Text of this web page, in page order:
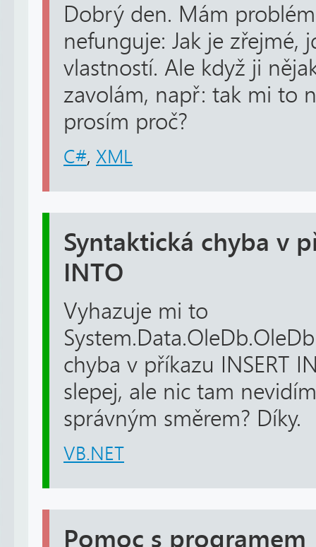
Dobrý den. Mám
nefunguje: Jak je zřejmé,
vlastností. Ale když ji
zavolám, např: tak mi to
prosím proč?
C#, XML
Syntaktická chyba v
INTO
Vyhazuje mi to
chyba v příkazu INSERT
slepej, ale nic tam
správným směrem? Díky.
VB.NET
Pomoc s programem